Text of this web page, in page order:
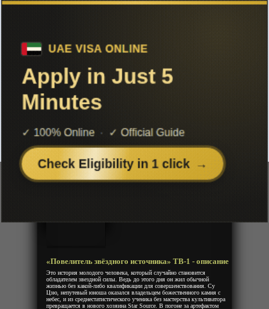
Чтобы не терять с нами связь,
подписывайся на наш
«Повелитель звёздного источника»
Добавленно: 06 августа 2023 | Серии: [48 из 48]
Xing Yuan Zhi Zhu
«Повелитель звёздного источника» ТВ-1 - описание
Это история молодого человека, который случайно становится
обладателем звездной силы. Ведь до этого дня он жил обычной
жизнью без какой-либо квалификации для совершенствования. Су
Цзю, непутевый юноша оказался владельцем божественного камня с
небес, и из среднестатистического ученика без мастерства культиватора
превращается в нового хозяина Star Source. В погоне за артефактом